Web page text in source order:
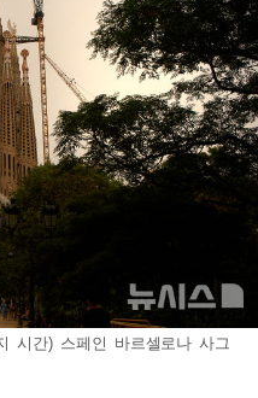
시간) 스페인 바르셀로나 사그